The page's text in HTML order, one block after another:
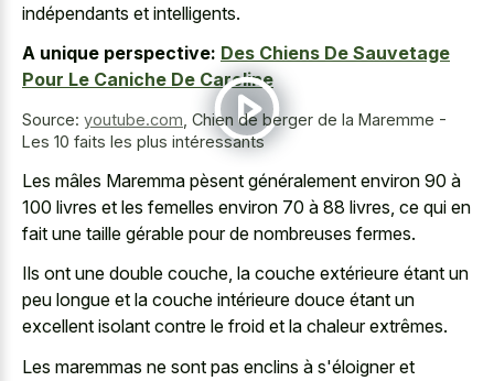
indépendants et intelligents.
A unique perspective: Des Chiens De Sauvetage
Pour Le Caniche De Caroline
Source: youtube.com Chien de berger de la Maremme -
Les 10 faits les plus intéressants
Les mâles Maremma pèsent généralement environ 90 à
100 livres et les femelles environ 70 à 88 livres, ce qui en
fait une taille gérable pour de nombreuses fermes.
Ils ont une double couche, la couche extérieure étant un
peu longue et la couche intérieure douce étant un
excellent isolant contre le froid et la chaleur extrêmes.
Les maremmas ne sont pas enclins à s'éloigner et